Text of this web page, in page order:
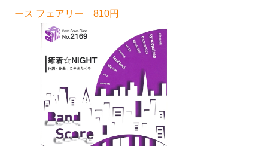
ース フェアリー 810円